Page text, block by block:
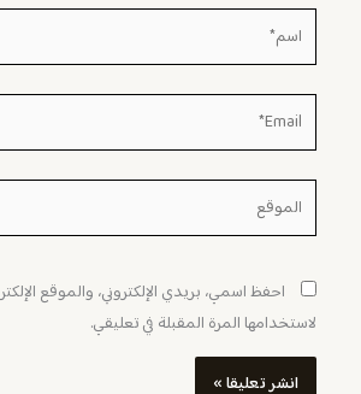
اسم*
Email*
الموقع
احفظ اسمي، بريدي الإلكتروني، والموقع
لاستخدامها المرة المقبلة في تعليقي.